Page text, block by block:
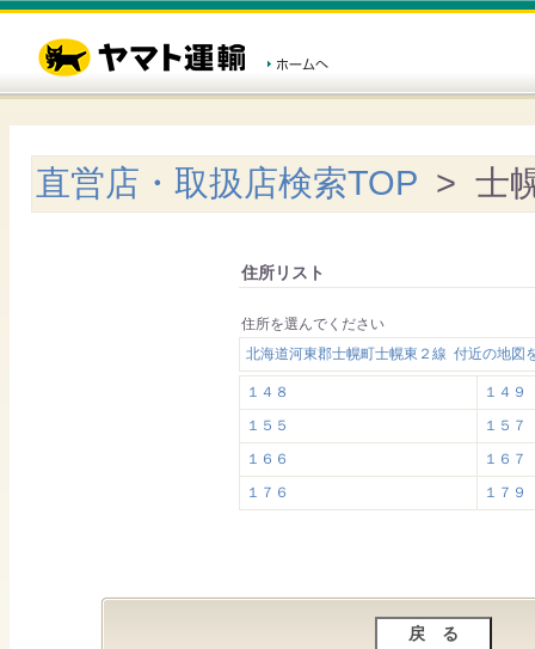
直営店・取扱店検索TOP > 士
住所リスト
住所を選んでください
北海道河東郡士幌町士幌東２線 付近の地図
１４８
１４９
１５５
１５７
１６６
１６７
１７６
１７９